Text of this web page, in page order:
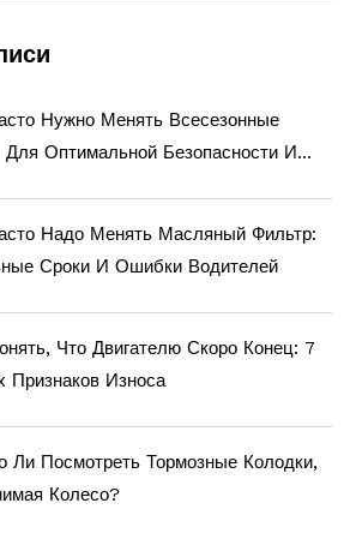
Нужно Менять Всесезонные
Оптимальной Безопасности И
Надо Менять Масляный Фильтр:
Сроки И Ошибки Водителей
Что Двигателю Скоро Конец: 7
Признаков Износа
Ли Посмотреть Тормозные Колодки,
Колесо?